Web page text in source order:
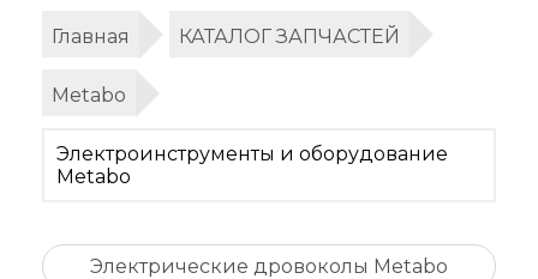
Главная КАТАЛОГ ЗАПЧАСТЕЙ
Metabo
Электроинструменты и оборудование
Metabo
Электрические дровоколы Metabo